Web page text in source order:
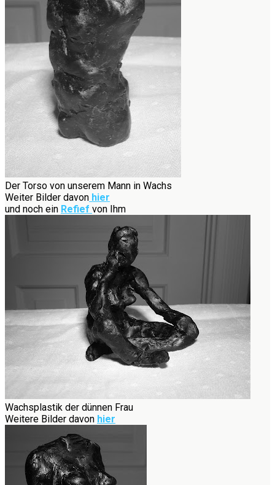
Der Torso von unserem Mann in Wachs
Weiter Bilder davon hier
und noch ein Refief von Ihm
Wachsplastik der dünnen Frau
Weitere Bilder davon hier